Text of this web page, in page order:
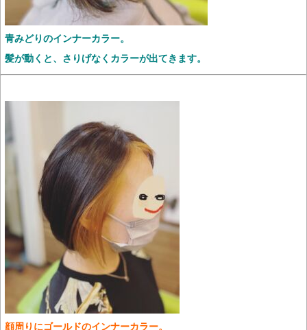
青みどりのインナーカラー。
髪が動くと、さりげなくカラーが出てきます。
顔周りにゴールドのインナーカラー。